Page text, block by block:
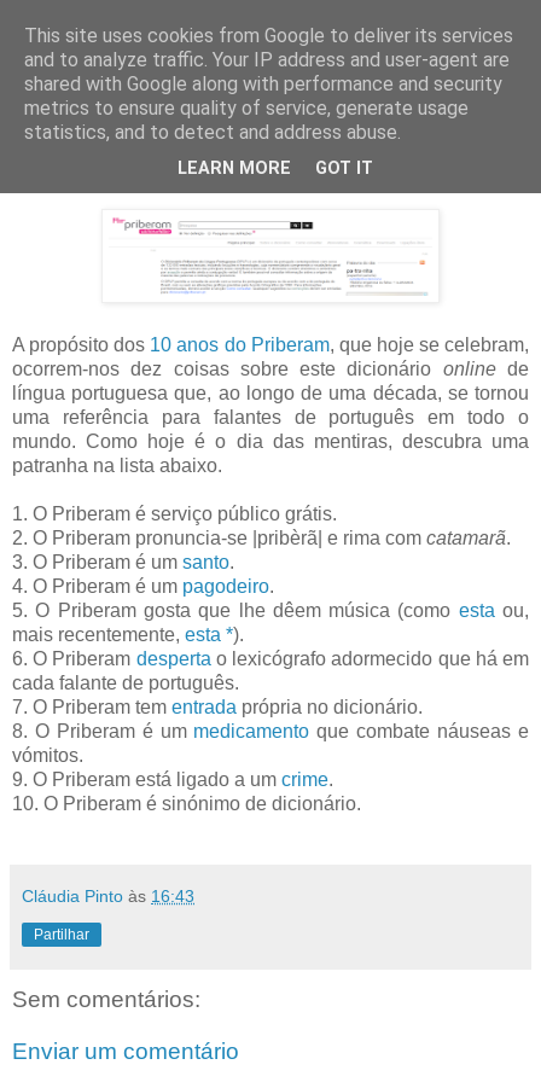
Blogue da Priberam
segunda-feira, 1 de abril de 2019
10.º aniversário do Dicionário Priberam
A propósito dos 10 anos do Priberam, que hoje se celebram,
ocorrem-nos dez coisas sobre este dicionário onlinede
língua portuguesa que, ao longo de uma década, se tornou
uma referência para falantes de português em todo o
mundo. Como hoje é o dia das mentiras, descubra uma
patranha na lista abaixo.
1. O Priberam é serviço público grátis.
2. O Priberam pronuncia-se |pribèrã| e rima com catamarã.
3. O Priberam é um santo.
4. O Priberam é um pagodeiro.
5. O Priberam gosta que lhe dêem música (como esta ou,
mais recentemente, esta *).
6. O Priberam desperta o lexicógrafo adormecido que há em
cada falante de português.
7. O Priberam tem entrada própria no dicionário.
8. O Priberam é um medicamento que combate náuseas e
vómitos.
9. O Priberam está ligado a um crime.
10. O Priberam é sinónimo de dicionário.
Cláudia Pinto às 16:43
Partilhar
Sem comentários:
Enviar um comentário
This site uses cookies from Google to deliver its services
and to analyze traffic. Your IP address and user-agent are
shared with Google along with performance and security
metrics to ensure quality of service, generate usage
statistics, and to detect and address abuse.
LEARN MORE GOT IT